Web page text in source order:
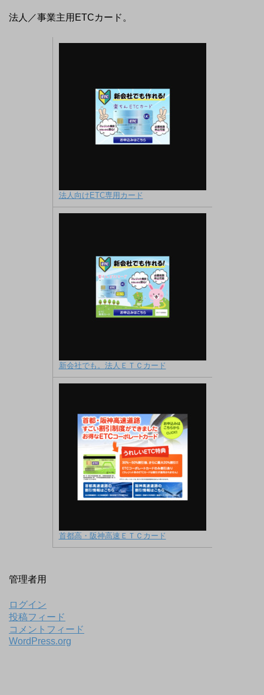
法人／事業主用ETCカード。
法人向けETC専用カード
新会社でも。法人ＥＴＣカード
首都高・阪神高速ＥＴＣカード
管理者用
ログイン
投稿フィード
コメントフィード
WordPress.org